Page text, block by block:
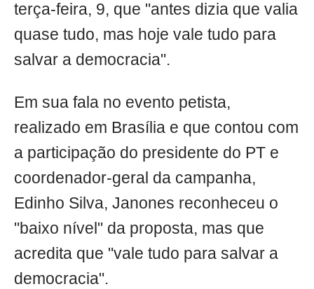
terça-feira, 9, que "antes dizia que valia
quase tudo, mas hoje vale tudo para
salvar a democracia".
Em sua fala no evento petista,
realizado em Brasília e que contou com
a participação do presidente do PT e
coordenador-geral da campanha,
Edinho Silva, Janones reconheceu o
"baixo nível" da proposta, mas que
acredita que "vale tudo para salvar a
democracia".